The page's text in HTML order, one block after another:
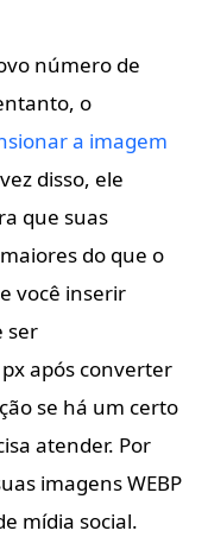
número de
o
a imagem
disso, ele
que suas
do que o
você inserir
ser
após converter
se há um certo
atender. Por
imagens WEBP
mídia social.